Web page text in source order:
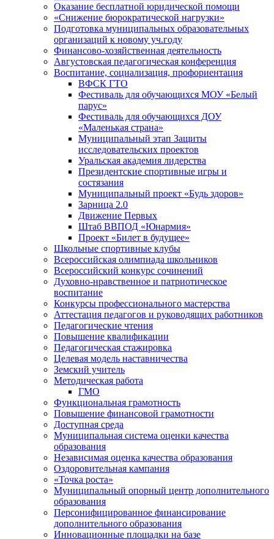
Оказание бесплатной юридической помощи
«Снижение бюрократической нагрузки»
Подготовка муниципальных образовательных
организаций к новому уч.году
Финансово-хозяйственная деятельность
Августовская педагогическая конференция
Воспитание, социализация, профориентация
ВФСК ГТО
Фестиваль для обучающихся МОУ «Белый
парус»
Фестиваль для обучающихся ДОУ
«Маленькая страна»
Муниципальный этап Защиты
исследовательских проектов
Уральская академия лидерства
Президентские спортивные игры и
состязания
Муниципальный проект «Будь здоров»
Зарница 2.0
Движение Первых
Штаб ВВПОД «Юнармия»
Проект «Билет в будущее»
Школьные спортивные клубы
Всероссийская олимпиада школьников
Всероссийский конкурс сочинений
Духовно-нравственное и патриотическое
воспитание
Конкурсы профессионального мастерства
Аттестация педагогов и руководящих работников
Педагогические чтения
Повышение квалификации
Педагогическая стажировка
Целевая модель наставничества
Земский учитель
Методическая работа
ГМО
Функциональная грамотность
Повышение финансовой грамотности
Доступная среда
Муниципальная система оценки качества
образования
Независимая оценка качества образования
Оздоровительная кампания
«Точка роста»
Муниципальный опорный центр дополнительного
образования
Персонифицированное финансирование
дополнительного образования
Инновационные площадки на базе